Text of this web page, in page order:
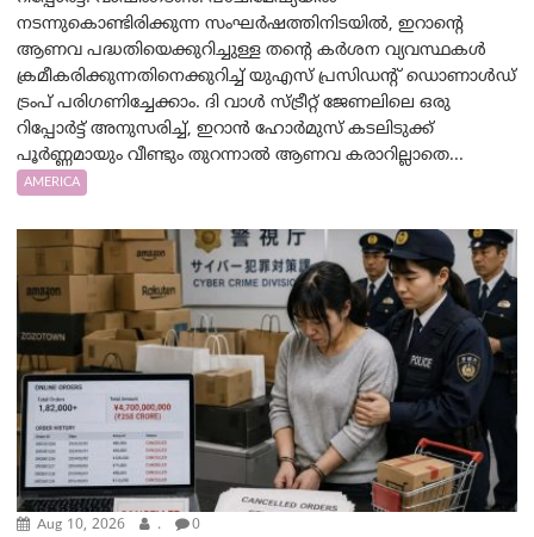
നടന്നുകൊണ്ടിരിക്കുന്ന സംഘർഷത്തിനിടയിൽ, ഇറാന്റെ
ആണവ പദ്ധതിയെക്കുറിച്ചുള്ള തന്റെ കർശന വ്യവസ്ഥകൾ
ക്രമീകരിക്കുന്നതിനെക്കുറിച്ച് യുഎസ് പ്രസിഡന്റ് ഡൊണാൾഡ്
ട്രംപ് പരിഗണിച്ചേക്കാം. ദി വാൾ സ്ട്രീറ്റ് ജേണലിലെ ഒരു
റിപ്പോർട്ട് അനുസരിച്ച്, ഇറാൻ ഹോർമുസ് കടലിടുക്ക്
പൂർണ്ണമായും വീണ്ടും തുറന്നാൽ ആണവ കരാറില്ലാതെ...
AMERICA
Aug 10, 2026 . 0